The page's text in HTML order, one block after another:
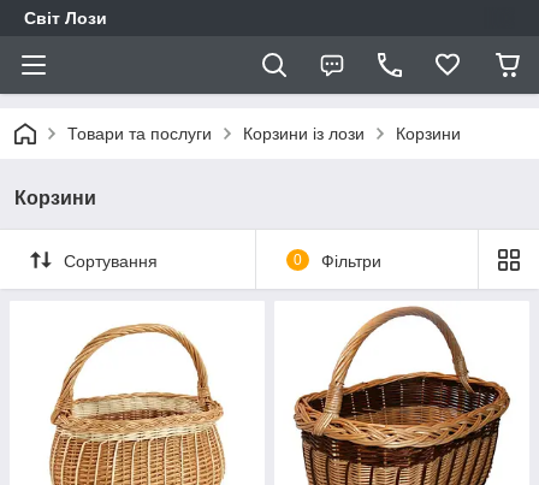
Світ Лози
Товари та послуги Корзини із лози Корзини
Корзини
Сортування 0 Фільтри